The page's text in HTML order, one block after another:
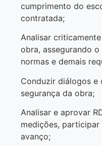
cumprimento do
contratada;
Analisar
obra, assegurando
normas e demais
Conduzir diálogos e
segurança da obra;
Analisar e aprovar
medições,
avanço;